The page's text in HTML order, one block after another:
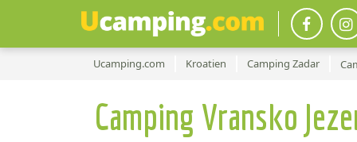
Ucamping.com Kroatien Camping Zadar
Camping Vransko